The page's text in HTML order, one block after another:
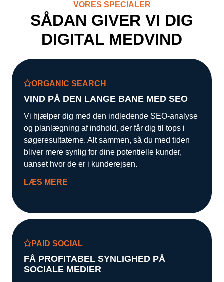
Kampagnemails
Leadgenerering
Server-Side Tracking
VORES SPECIALER
SÅDAN GIVER VI DIG
DIGITAL MEDVIND
ORGANIC SEARCH
VIND PÅ DEN LANGE BANE MED SEO
Vi hjælper dig med den indledende SEO-analyse
og planlægning af indhold, der får dig til tops i
søgeresultaterne. Alt sammen, så du med tiden
bliver mere synlig for dine potentielle kunder,
uanset hvor de er i kunderejsen.
LÆS MERE
PAID SOCIAL
FÅ PROFITABEL SYNLIGHED PÅ
SOCIALE MEDIER